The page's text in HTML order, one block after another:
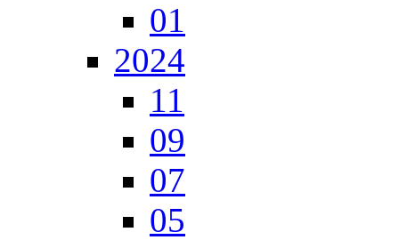
01
2024
11
09
07
05